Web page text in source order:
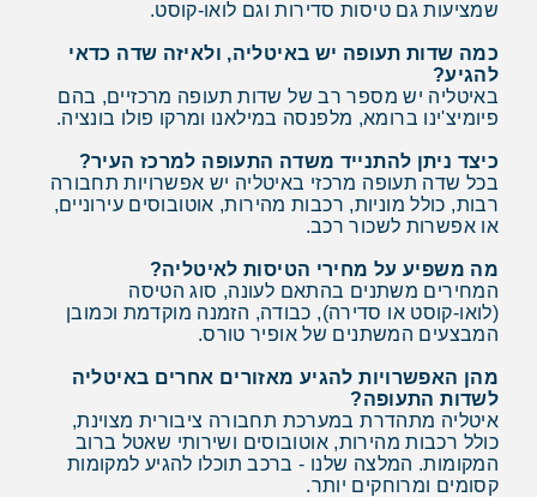
שמציעות גם טיסות סדירות וגם לואו-קוסט.
כמה שדות תעופה יש באיטליה, ולאיזה שדה כדאי
להגיע?
באיטליה יש מספר רב של שדות תעופה מרכזיים, בהם
פיומיצ'ינו ברומא, מלפנסה במילאנו ומרקו פולו בונציה.
כיצד ניתן להתנייד משדה התעופה למרכז העיר?
בכל שדה תעופה מרכזי באיטליה יש אפשרויות תחבורה
רבות, כולל מוניות, רכבות מהירות, אוטובוסים עירוניים,
או אפשרות לשכור רכב.
מה משפיע על מחירי הטיסות לאיטליה?
המחירים משתנים בהתאם לעונה, סוג הטיסה
(לואו-קוסט או סדירה), כבודה, הזמנה מוקדמת וכמובן
המבצעים המשתנים של אופיר טורס.
מהן האפשרויות להגיע מאזורים אחרים באיטליה
לשדות התעופה?
איטליה מתהדרת במערכת תחבורה ציבורית מצוינת,
כולל רכבות מהירות, אוטובוסים ושירותי שאטל ברוב
המקומות. המלצה שלנו - ברכב תוכלו להגיע למקומות
קסומים ומרוחקים יותר.